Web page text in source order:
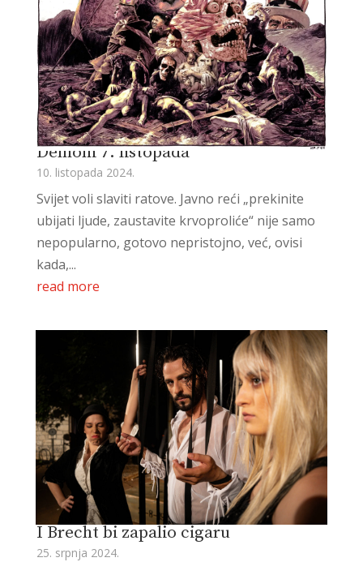
Demoni 7. listopada
10. listopada 2024.
Svijet voli slaviti ratove. Javno reći „prekinite
ubijati ljude, zaustavite krvoproliće“ nije samo
nepopularno, gotovo nepristojno, već, ovisi
kada,...
read more
I Brecht bi zapalio cigaru
25. srpnja 2024.